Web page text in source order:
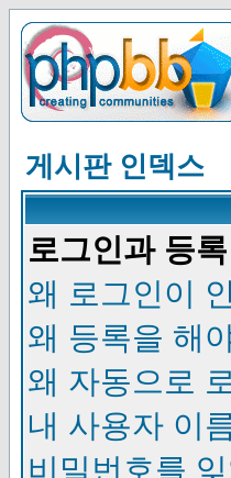
게시판 인덱스
로그인과 등록
왜 로그인이
왜 등록을 해
왜 자동으로
내 사용자 이
비밀번호를